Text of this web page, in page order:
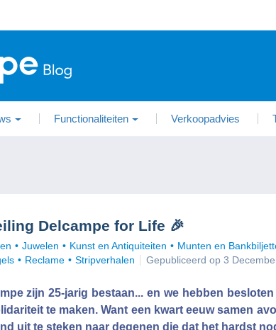
Functionaliteiten Verkoopadvies
Delcampe for Life 🎉
Juwelen Kunst en Antiquiteiten Munten en
Reclame Stripverhalen Gepubliceerd op 3
zijn 25-jarig bestaan... en we hebben
te maken. Want een kwart eeuw samen
uit te steken naar degenen die dat het hardst